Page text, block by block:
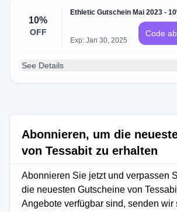
10%
OFF
Ethletic Gutschein Mai 2023 -
Exp: Jan 30, 2025
Code
See Details
Abonnieren, um die
von Tessabit zu erhalten
Abonnieren Sie jetzt und verpassen
die neuesten Gutscheine von
Angebote verfügbar sind, senden wir